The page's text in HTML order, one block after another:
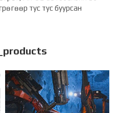
тус тус буурсан